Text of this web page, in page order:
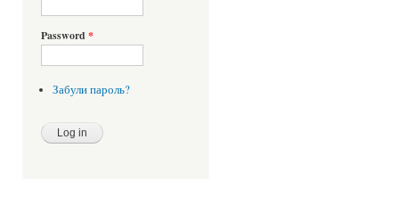
Password *
Забули пароль?